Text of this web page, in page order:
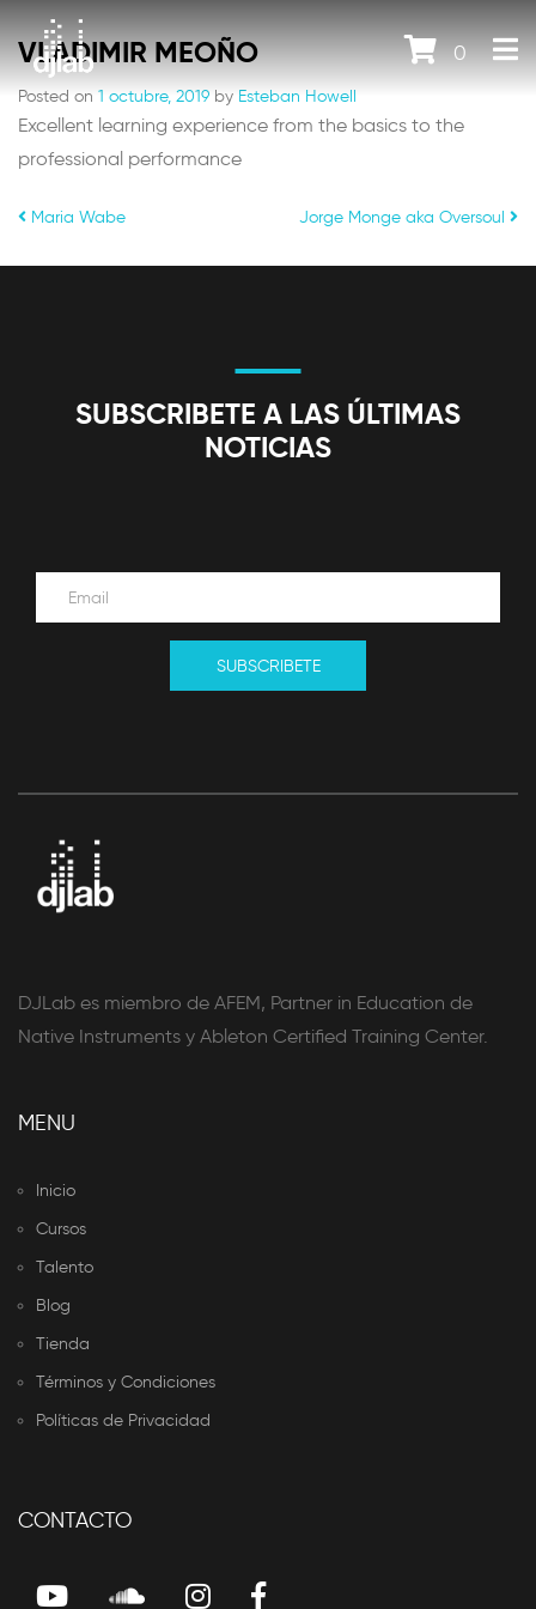
0
VLADIMIR MEOÑO
Posted on 1 octubre, 2019 by Esteban Howell
Excellent learning experience from the basics to the
professional performance
POST NAVIGATION
Maria Wabe Jorge Monge aka Oversoul
SUBSCRIBETE A LAS ÚLTIMAS
NOTICIAS
SUBSCRIBETE
DJLab es miembro de AFEM, Partner in Education de
Native Instruments y Ableton Certified Training Center.
MENU
Inicio
Cursos
Talento
Blog
Tienda
Términos y Condiciones
Políticas de Privacidad
CONTACTO